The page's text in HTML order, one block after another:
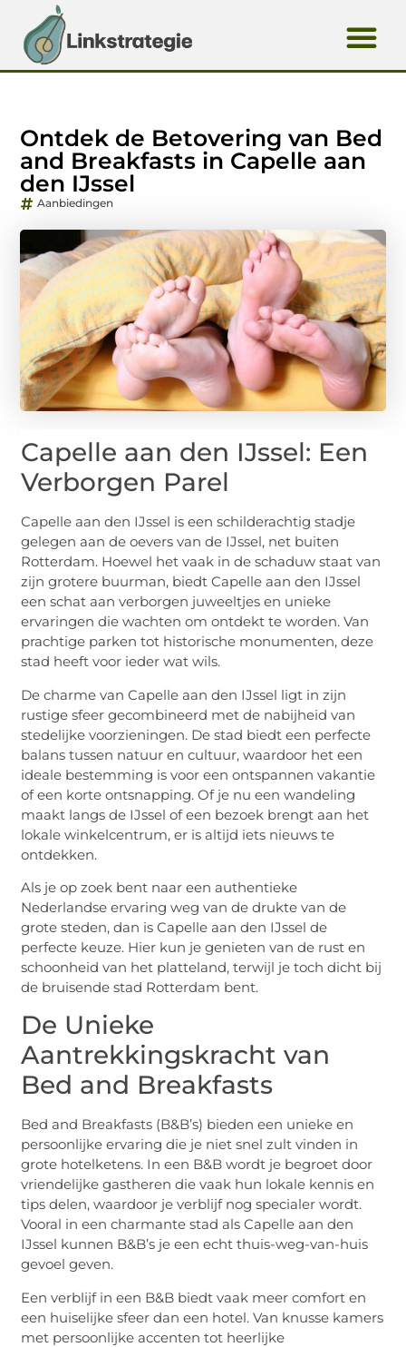
Ontdek de Betovering van Bed
and Breakfasts in Capelle aan
den IJssel
Aanbiedingen
Capelle aan den IJssel: Een
Verborgen Parel
Capelle aan den IJssel is een schilderachtig stadje
gelegen aan de oevers van de IJssel, net buiten
Rotterdam. Hoewel het vaak in de schaduw staat van
zijn grotere buurman, biedt Capelle aan den IJssel
een schat aan verborgen juweeltjes en unieke
ervaringen die wachten om ontdekt te worden. Van
prachtige parken tot historische monumenten, deze
stad heeft voor ieder wat wils.
De charme van Capelle aan den IJssel ligt in zijn
rustige sfeer gecombineerd met de nabijheid van
stedelijke voorzieningen. De stad biedt een perfecte
balans tussen natuur en cultuur, waardoor het een
ideale bestemming is voor een ontspannen vakantie
of een korte ontsnapping. Of je nu een wandeling
maakt langs de IJssel of een bezoek brengt aan het
lokale winkelcentrum, er is altijd iets nieuws te
ontdekken.
Als je op zoek bent naar een authentieke
Nederlandse ervaring weg van de drukte van de
grote steden, dan is Capelle aan den IJssel de
perfecte keuze. Hier kun je genieten van de rust en
schoonheid van het platteland, terwijl je toch dicht bij
de bruisende stad Rotterdam bent.
De Unieke
Aantrekkingskracht van
Bed and Breakfasts
Bed and Breakfasts (B&B’s) bieden een unieke en
persoonlijke ervaring die je niet snel zult vinden in
grote hotelketens. In een B&B wordt je begroet door
vriendelijke gastheren die vaak hun lokale kennis en
tips delen, waardoor je verblijf nog specialer wordt.
Vooral in een charmante stad als Capelle aan den
IJssel kunnen B&B’s je een echt thuis-weg-van-huis
gevoel geven.
Een verblijf in een B&B biedt vaak meer comfort en
een huiselijke sfeer dan een hotel. Van knusse kamers
met persoonlijke accenten tot heerlijke